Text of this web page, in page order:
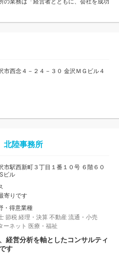
市西念４－２４－３０ 金沢ＭＧビル４
陸事務所
市駅西新町３丁目１番１０号 ６階６０
ビル
寄りです
・得意業種
節税 経理・決算 不動産 流通・小売
ーネット 医療・福祉
経営分析を軸としたコンサルティ
す